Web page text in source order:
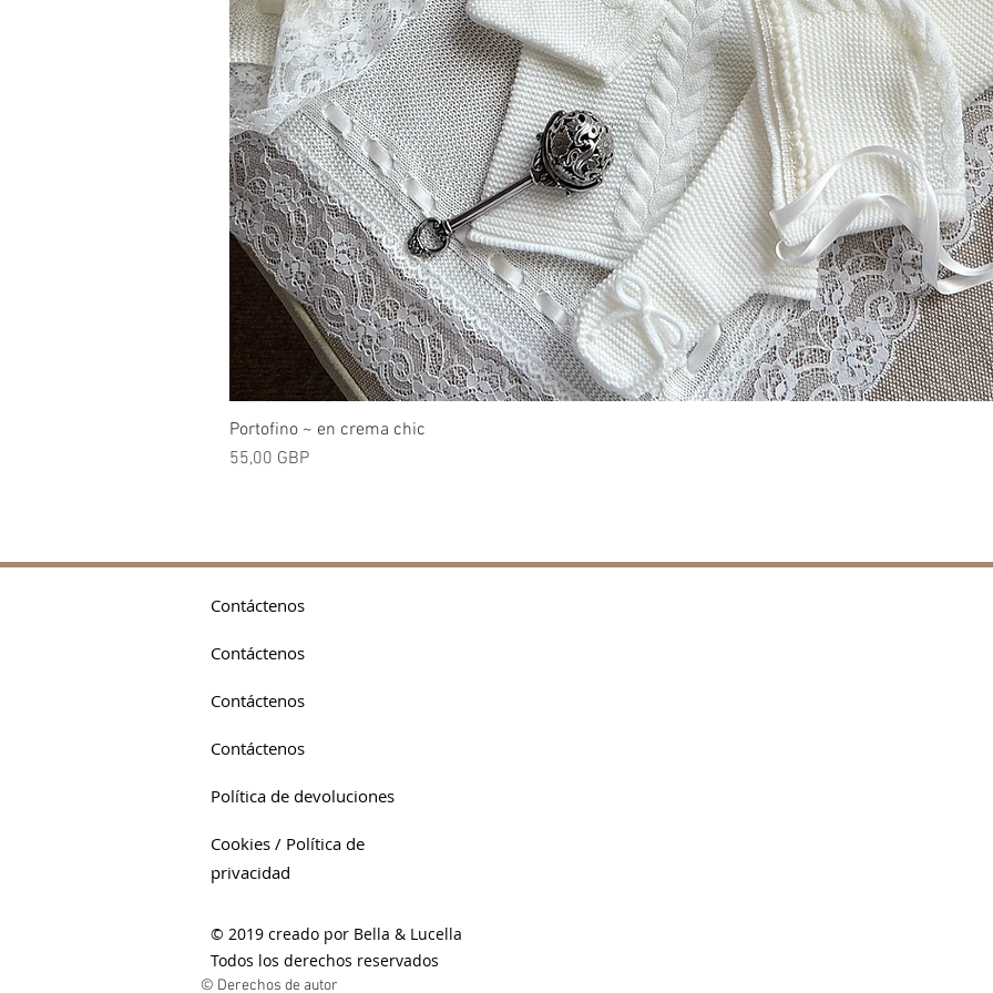
Portofino ~ en crema chic
Precio
55,00 GBP
Contáctenos
Contáctenos
Contáctenos
Contáctenos
Política de devoluciones
Cookies / Política de
privacidad
© 2019 creado por Bella & Lucella
Todos los derechos reservados
© Derechos de autor